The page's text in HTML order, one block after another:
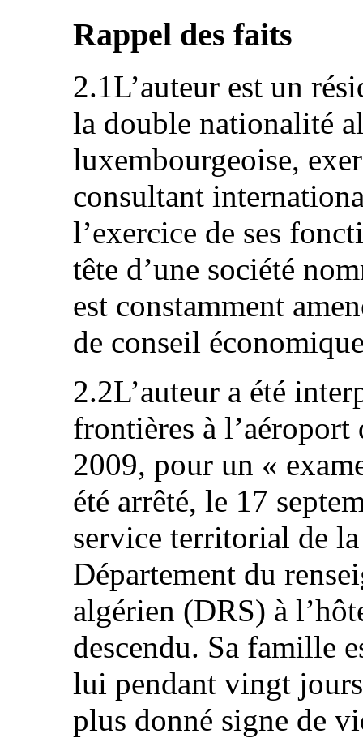
Rappel des faits
2.1L’auteur est un
la double nationalité
luxembourgeoise,
consultant
l’exercice de ses
tête d’une société
est constamment
de conseil
2.2L’auteur a été
frontières à l’aéroport
2009, pour un «
été arrêté, le 17
service territorial de
Département du
algérien (DRS) à
descendu. Sa famille
lui pendant vingt
plus donné signe de